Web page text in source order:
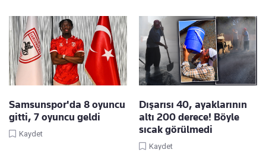
Samsunspor'da 8 oyuncu
gitti, 7 oyuncu geldi
Kaydet
Dışarısı 40, ayaklarının
altı 200 derece! Böyle
sıcak görülmedi
Kaydet